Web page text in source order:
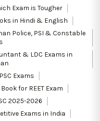
Exam is Tougher
in Hindi & English
Police, PSI & Constable
& LDC Exams in
Exams
for REET Exam
2025-2026
Exams in India